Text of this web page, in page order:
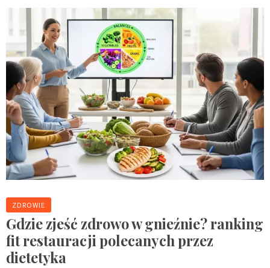
ZDROWIE
Gdzie zjeść zdrowo w gnieźnie? ranking
fit restauracji polecanych przez
dietetyka